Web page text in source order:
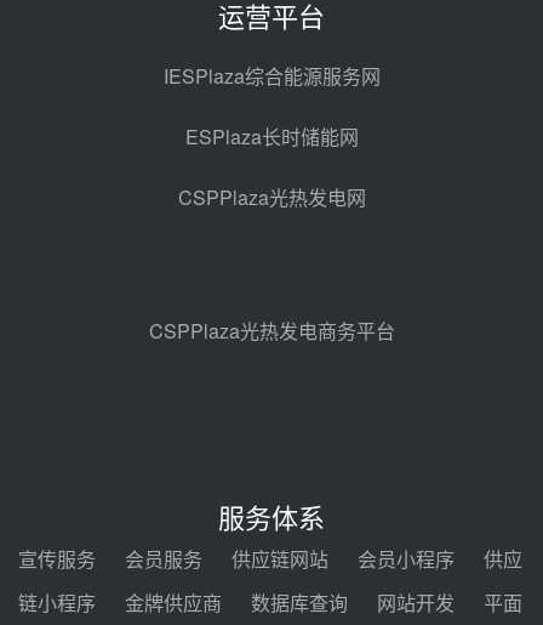
体中标建投邢台热电熔盐储热调峰
山东鲁西熔盐储热火电机组改造工
程项目热控仪表成套设备采购
08-07 16:44
08-07 11:42
120MW级高导热空冷发电机通过
型式试验
华电科工金源华电淄博熔盐储热项
目熔盐储罐采购
运营平台
IESPlaza综合能源服务网
ESPlaza长时储能网
CSPPlaza光热发电网
CSPPlaza光热发电商务平台
服务体系
宣传服务 会员服务 供应链网站 会员小程序
供应
链小程序
金牌供应商 数据库查询 网站开发 平面